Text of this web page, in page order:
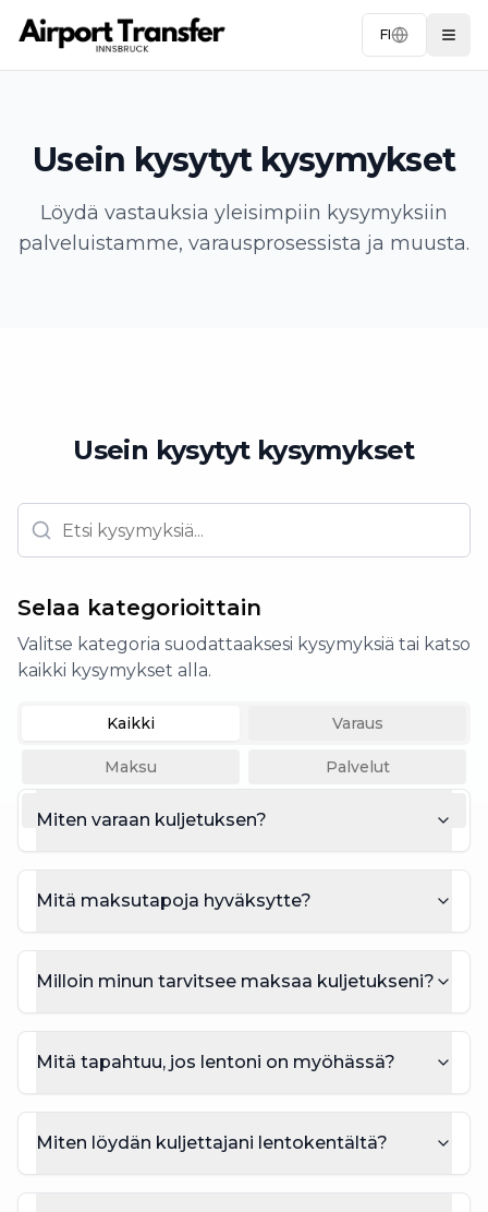
FI
Usein kysytyt kysymykset
Löydä vastauksia yleisimpiin kysymyksiin
palveluistamme, varausprosessista ja muusta.
Usein kysytyt kysymykset
Selaa kategorioittain
Valitse kategoria suodattaaksesi kysymyksiä tai katso
kaikki kysymykset alla.
Kaikki Varaus
Maksu Palvelut
Sijainnit
Miten varaan kuljetuksen?
Mitä maksutapoja hyväksytte?
Milloin minun tarvitsee maksaa kuljetukseni?
Mitä tapahtuu, jos lentoni on myöhässä?
Miten löydän kuljettajani lentokentältä?